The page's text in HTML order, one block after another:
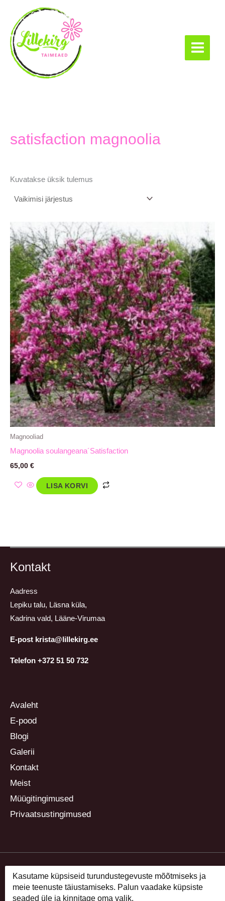
content
satisfaction magnoolia
Kuvatakse üksik tulemus
Magnooliad
Magnoolia soulangeana´Satisfaction
65,00 €
LISA KORVI
Kontakt
Aadress
Lepiku talu, Läsna küla,
Kadrina vald, Lääne-Virumaa
E-post krista@lillekirg.ee
Telefon +372 51 50 732
Avaleht
E-pood
Blogi
Galerii
Kontakt
Meist
Müügitingimused
Privaatsustingimused
Kasutame küpsiseid turundustegevuste mõõtmiseks ja
meie teenuste täiustamiseks. Palun vaadake küpsiste
seaded üle ja kinnitage oma valik.